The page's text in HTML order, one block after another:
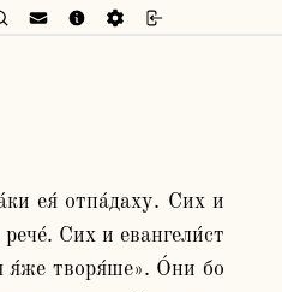
Сих и евангели́ст
я́же творя́ше». О́ни бо